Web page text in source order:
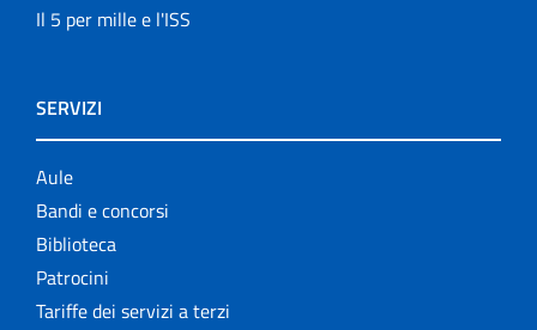
Il 5 per mille e l'ISS
SERVIZI
Aule
Bandi e concorsi
Biblioteca
Patrocini
Tariffe dei servizi a terzi